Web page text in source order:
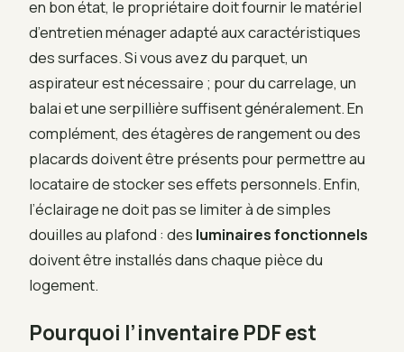
en bon état, le propriétaire doit fournir le matériel
d’entretien ménager adapté aux caractéristiques
des surfaces. Si vous avez du parquet, un
aspirateur est nécessaire ; pour du carrelage, un
balai et une serpillière suffisent généralement. En
complément, des étagères de rangement ou des
placards doivent être présents pour permettre au
locataire de stocker ses effets personnels. Enfin,
l’éclairage ne doit pas se limiter à de simples
douilles au plafond : des luminaires fonctionnels
doivent être installés dans chaque pièce du
logement.
Pourquoi l’inventaire PDF est